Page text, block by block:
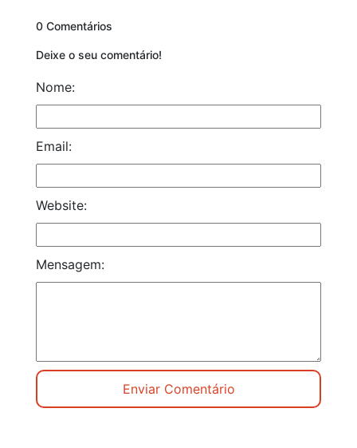
0 Comentários
Deixe o seu comentário!
Nome:
Email:
Website:
Mensagem: